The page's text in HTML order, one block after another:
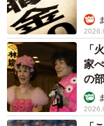
「
家
の